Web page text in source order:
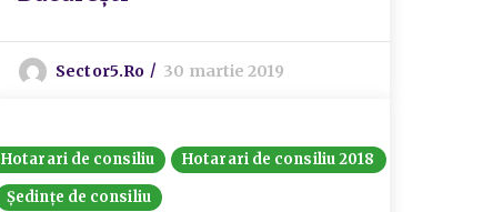
Sector5.ro 30 martie 2019
Hotarari de consiliu
Hotarari de consiliu 2018
Ședințe de consiliu